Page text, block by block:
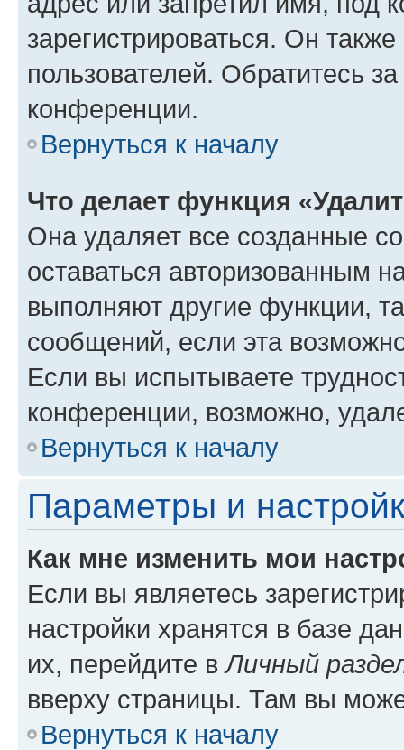
зарегистрироваться. Он
пользователей. Обратитесь
конференции.
Вернуться к началу
Что делает функция
Она удаляет все созданные
оставаться авторизованным
выполняют другие функции,
сообщений, если эта
Если вы испытываете
конференции, возможно,
Вернуться к началу
Параметры и
Как мне изменить мои
Если вы являетесь
настройки хранятся в базе
их, перейдите вЛичный
вверху страницы. Там вы
Вернуться к началу